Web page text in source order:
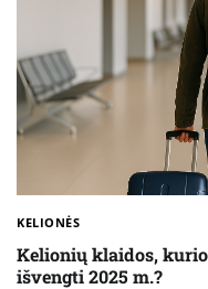
KELIONĖS
Kelionių klaidos,
išvengti 2025 m.?